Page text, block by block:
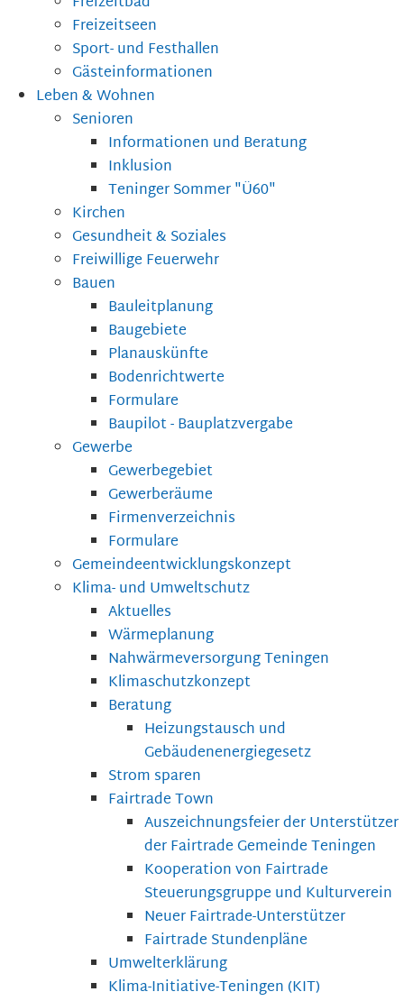
Freizeitseen
Sport- und Festhallen
Gästeinformationen
Leben & Wohnen
Senioren
Informationen und Beratung
Inklusion
Teninger Sommer "Ü60"
Kirchen
Gesundheit & Soziales
Freiwillige Feuerwehr
Bauen
Bauleitplanung
Baugebiete
Planauskünfte
Bodenrichtwerte
Formulare
Baupilot - Bauplatzvergabe
Gewerbe
Gewerbegebiet
Gewerberäume
Firmenverzeichnis
Formulare
Gemeindeentwicklungskonzept
Klima- und Umweltschutz
Aktuelles
Wärmeplanung
Nahwärmeversorgung Teningen
Klimaschutzkonzept
Beratung
Heizungstausch und
Gebäudenenergiegesetz
Strom sparen
Fairtrade Town
Auszeichnungsfeier der Unterstützer
der Fairtrade Gemeinde Teningen
Kooperation von Fairtrade
Steuerungsgruppe und Kulturverein
Neuer Fairtrade-Unterstützer
Fairtrade Stundenpläne
Umwelterklärung
Klima-Initiative-Teningen (KIT)